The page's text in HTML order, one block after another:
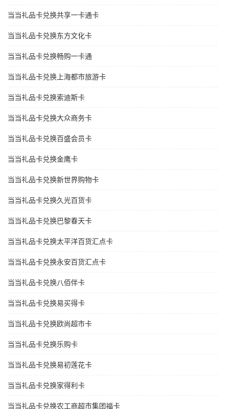
当当礼品卡兑换共享一卡通卡
当当礼品卡兑换东方文化卡
当当礼品卡兑换畅购一卡通
当当礼品卡兑换上海都市旅游卡
当当礼品卡兑换索迪斯卡
当当礼品卡兑换大众商务卡
当当礼品卡兑换百盛会员卡
当当礼品卡兑换金鹰卡
当当礼品卡兑换新世界购物卡
当当礼品卡兑换久光百货卡
当当礼品卡兑换巴黎春天卡
当当礼品卡兑换太平洋百货汇点卡
当当礼品卡兑换永安百货汇点卡
当当礼品卡兑换八佰伴卡
当当礼品卡兑换易买得卡
当当礼品卡兑换欧尚超市卡
当当礼品卡兑换乐购卡
当当礼品卡兑换易初莲花卡
当当礼品卡兑换家得利卡
当当礼品卡兑换农工商超市集团福卡